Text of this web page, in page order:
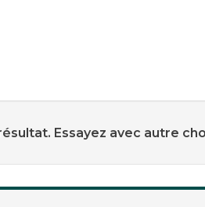
Essayez avec autre